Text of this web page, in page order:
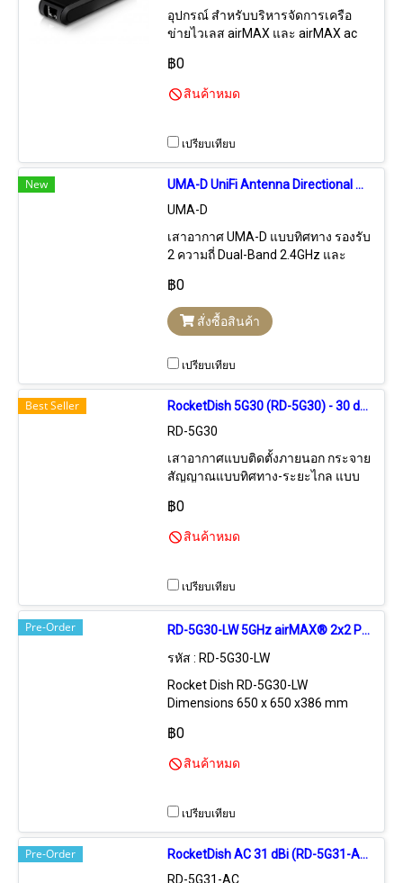
เหมาะสำหรับเชื่อมต่อเครือข่าย
อินเตอร์เน็ตไร้สายระหว่างอาคาร
ความเร็วสูง
อุปกรณ์ สำหรับบริหารจัดการเครือ
ข่ายไวเลส airMAX และ airMAX ac
หรือ Switch ในเครือข่าย ทำงานโดยมี
ซอฟแวร์ C CRM Control ใน CRM-
Point ใช้งานได้ทันที ช่วยควบคุม
สิธิภาพขั้นสูง จากที่ไดก็ได้ในเครือ
ข่าย สามารถค้นหา และสแกนหรือ
เพิ่ม IP ให้เหมาะสม, ตรวจสอบ เก็บ
คลื่นความถี่ Uplink/Downlink แบบ
Real-Time
฿0
สินค้าหมด
เปรียบเทียบ
New
UMA-D UniFi Antenna Directional Dual-Band 802.11ac, RF Connections (2) RP-SMA, Gain 10dBi (2.4GHz) & 15dBi (5GHz), Outdoor UV Stabilized Plastic
UMA-D
เสาอากาศ UMA-D แบบทิศทาง รองรับ
2 ความถี่ Dual-Band 2.4GHz และ
RP-SMA อัตราขยายสายอากาศ
10dBi (2.4GHz) และ 15dBi (5GHz)
ให้ประสิทธิภาพและความเร็วสูง ลด
ติดตั้งง่ายด้วยชุดยึดเสา ปรับทิศทาง
ได้อย่างอิสระ เหมาะสำหรับต่อเข้ากับ
Ubiquiti UAP-AC-M และ Ubiquiti
฿0
สั่งซื้อสินค้า
เปรียบเทียบ
Best Seller
RocketDish 5G30 (RD-5G30) - 30 dBi, 5 GHz AirMax 2x2 MIMO PtP Dish Antenna, Antenna Only (Best with UBiQUiTi Rocket M5)
RD-5G30
เสาอากาศแบบติดตั้งภายนอก กระจาย
สัญญาณแบบทิศทาง-ระยะไกล แบบ
อัตราขยาย 30 dBi ระยะทางรับ-ส่ง
สูงสุด 15.0-20.0 กิโลเมตร, เสาแบบ
2x2 MIMO รองรับการรับ-ส่งข้อมูล
Mbps เหมาะสำหรับเชื่อมต่อระหว่าง
อาคารระยะไกลมาก และต้องการ
(ใช้ร่วมกับอุปกรณ์ UBiQUiTi Rocket
M5
฿0
สินค้าหมด
เปรียบเทียบ
Pre-Order
RD-5G30-LW 5GHz airMAX® 2x2 PtP Bridge Dish Antenna (1ลัง มี2ตัว)
รหัส : RD-5G30-LW
Rocket Dish RD-5G30-LW
Dimensions 650 x 650 x386 mm
(16.31 lb) (Mount Included)
Frequency 5.1 - 5.9 GHz Gain 30 dBi
Max. VSWR 1.6:1 Wind Survivability
790 N @ 200 km/h >>>รับประกัน
การใช้งาน 1 ปี
฿0
สินค้าหมด
เปรียบเทียบ
Pre-Order
RocketDish AC 31 dBi (RD-5G31-AC) - 31 dBi, 5 GHz AirMax 2x2 MIMO PtP Dish Antenna, 450+ Mbps Antenna Only *Best with UBiQUiTi Rocket AC Lite (R5AC-Lite)
RD-5G31-AC